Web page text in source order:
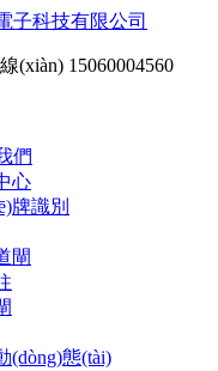
(xiàn) 15060004560
們
心
牌識別
閘
(dòng)態(tài)